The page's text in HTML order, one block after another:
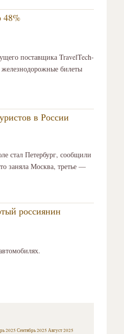
48%
поставщика TravelTech-
билеты
в России
стал Петербург, сообщили
заняла Москва, третье —
россиянин
2025 Сентябрь 2025 Август 2025